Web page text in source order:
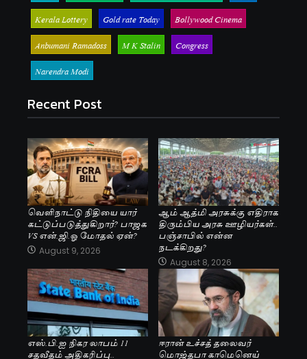
Kerala Lottery
Gold rate Today
Bollywood Cinema
Anbumani Ramadoss
M K Stalin
Congress
Narendra Modi
Recent Post
வெளிநாட்டு நிதியை யார்
கட்டுப்படுத்துகிறார்? பாஜக
VS என்.ஜி.ஓ மோதல் ஏன்?
August 9, 2026
ஆம் ஆத்மி அரசுக்கு எதிராக
திரும்பிய அரசு ஊழியர்கள்..
பஞ்சாபில் என்ன
நடக்கிறது?
August 8, 2026
எஸ்.பி.ஐ நிகர லாபம் 11
சதவீதம் அதிகரிப்பு..
ஈரான் உச்சத் தலைவர்
மொஜ்தபா காமெனெய்